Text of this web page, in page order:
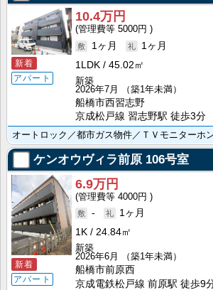
新着
アパート
10.4万円
5000円
1ヶ月
1ヶ月
1LDK
45.02㎡
新築
2026年7月
（築1年未満）
船橋市西習志野
京成松戸線 習志野駅 徒歩3分
ケンオウヴィラ前原 106号室
新着
アパート
6.9万円
4000円
-
1ヶ月
1K
24.84㎡
新築
2026年6月
（築1年未満）
船橋市前原西
京成電鉄松戸線 前原駅 徒歩9